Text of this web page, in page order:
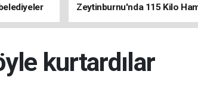
Zeytinburnu'nda 115 Kilo
Yakalandı
kurtardılar